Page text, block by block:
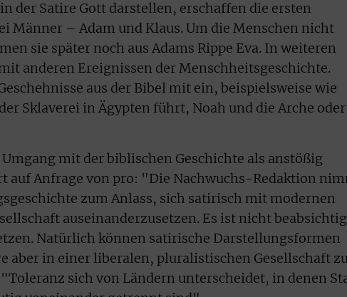
der Satire Gott darstellen, erschaffen die ersten
Männer – Adam und Klaus. Um die Menschen nicht
sie später noch aus Adams Rippe Eva. In weiteren
anderen Ereignissen der Menschheitsgeschichte.
aus der Bibel mit ein, beispielsweise wie
Sklaverei in Ägypten führt, Noah und die Arche oder
mit der biblischen Geschichte als anstößig
auf Anfrage von pro: "Die Nachwuchs-Redaktion
zum Anlass, sich satirisch mit modernen
auseinanderzusetzen. Es ist nicht
Natürlich können satirische Darstellungsformen
aber in einer liberalen, pluralistischen Gesellschaft
sich von Ländern unterscheidet, in denen